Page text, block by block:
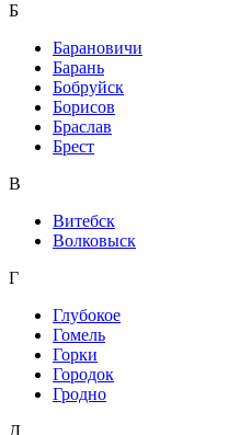
Б
Барановичи
Барань
Бобруйск
Борисов
Браслав
Брест
В
Витебск
Волковыск
Г
Глубокое
Гомель
Горки
Городок
Гродно
Д